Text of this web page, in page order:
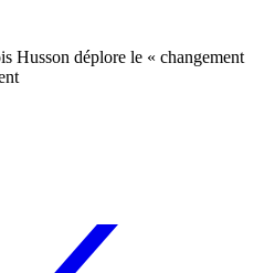
Husson déplore le « changement